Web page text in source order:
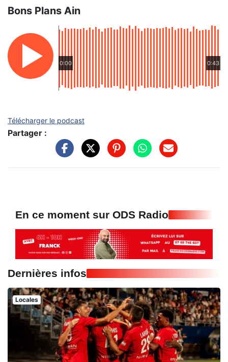
Bons Plans Ain
0:00 0:43
Télécharger le podcast
Partager :
En ce moment sur ODS Radio
Dernières infos
Locales